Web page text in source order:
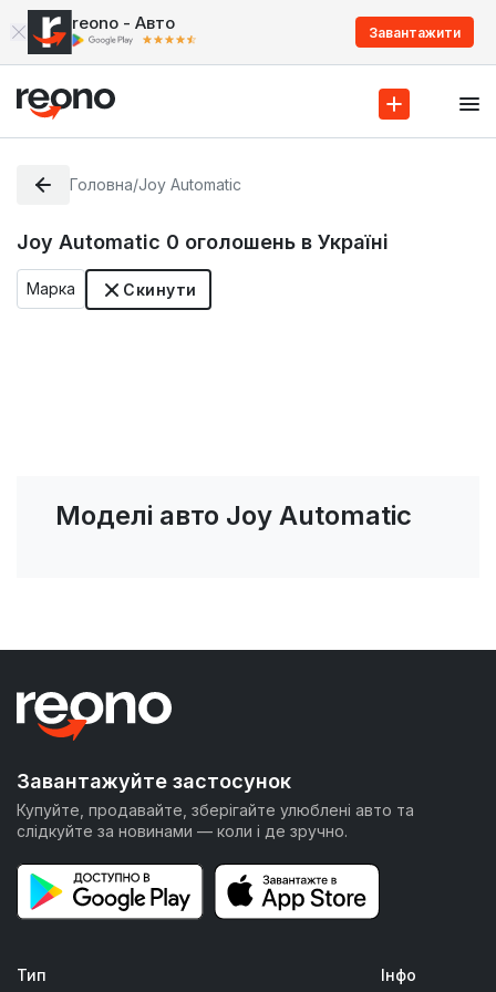
reono - Авто Завантажити
Головна/Joy Automatic
Joy Automatic 0 оголошень в Україні
Марка Скинути
Моделі авто Joy Automatic
Завантажуйте застосунок
Купуйте, продавайте, зберігайте улюблені авто та
слідкуйте за новинами — коли і де зручно.
Тип Інфо